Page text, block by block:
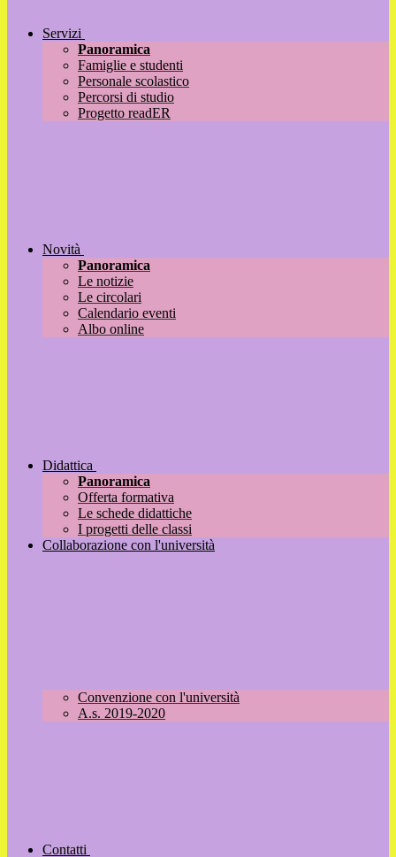
Servizi
Panoramica
Famiglie e studenti
Personale scolastico
Percorsi di studio
Progetto readER
Novità
Panoramica
Le notizie
Le circolari
Calendario eventi
Albo online
Didattica
Panoramica
Offerta formativa
Le schede didattiche
I progetti delle classi
Collaborazione con l'università
Convenzione con l'università
A.s. 2019-2020
Contatti